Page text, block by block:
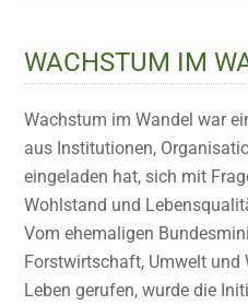
WACHSTUM IM
Wachstum im Wandel war
aus Institutionen,
eingeladen hat, sich mit
Wohlstand und
Vom ehemaligen
Forstwirtschaft, Umwelt
Leben gerufen, wurde die